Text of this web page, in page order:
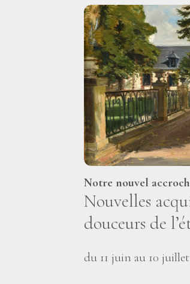
Notre nouvel
Nouvelles
douceurs de
du 11 juin au 10